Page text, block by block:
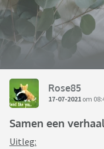
Rose85
17-07-2021 om
Samen een
Uitleg: